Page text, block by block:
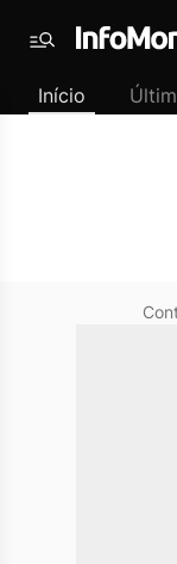
Padrão
Últimas
Menu
Início